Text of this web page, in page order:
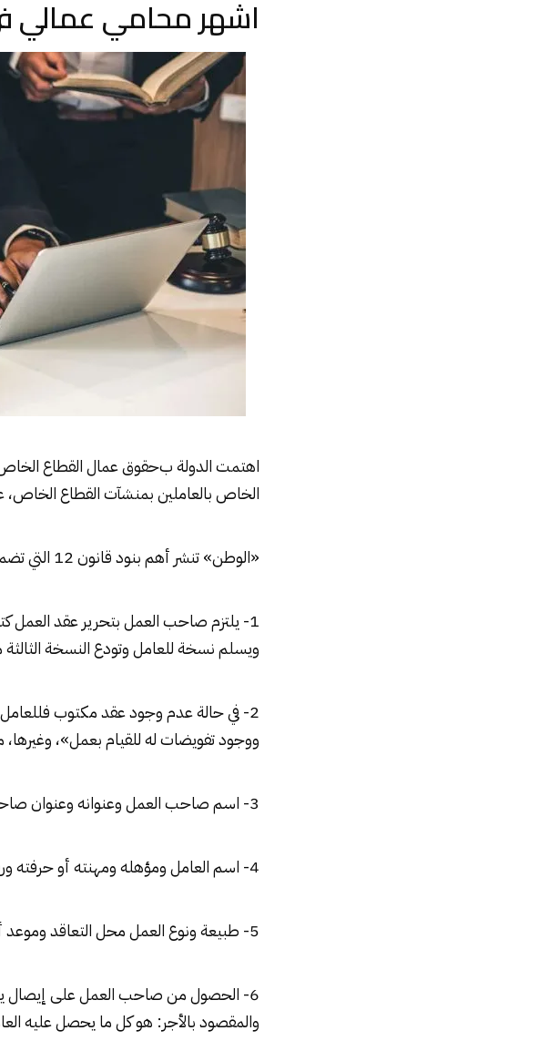
اشهر محامي عمالي
اهتمت الدولة بحقوق عمال القطاع
الخاص بالعاملين بمنشآت القطاع
«الوطن» تنشر أهم بنودقانون 12 التي
1- يلتزم صاحب العمل بتحرير عقد العمل
ويسلم نسخة للعامل وتودع النسخة
2- في حالة عدم وجود عقد مكتوب
ووجود تفويضات له للقيام بعمل»،
3- اسم صاحب العمل وعنوانه وعنوان صاحب العمل.
4- اسم العامل ومؤهله ومهنته أو حرفته ورقمه التأمينى ومحل إقامته، وكل ما يلزم لإثبات شخصيته.
5- طبيعة ونوع العمل محل التعاقد وموعد أدائه وكذلك سائر المزايا النقدية والفنية المتفق عليها.
6- الحصول من صاحب العمل على إيصال
والمقصود بالأجر: هو كل ما يحصل عليه